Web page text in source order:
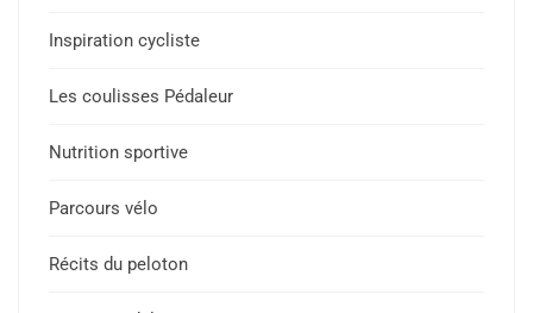
Inspiration cycliste
Les coulisses Pédaleur
Nutrition sportive
Parcours vélo
Récits du peloton